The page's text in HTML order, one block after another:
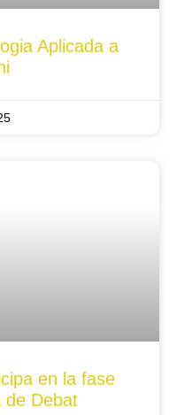
Aplicada a
en la fase
de Debat